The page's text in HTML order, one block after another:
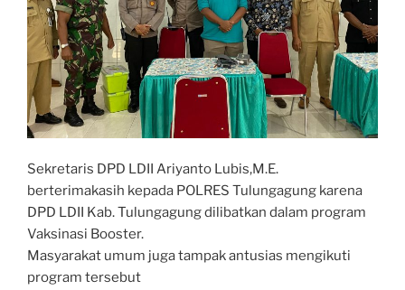
Sekretaris DPD LDII Ariyanto Lubis,M.E.
berterimakasih kepada POLRES Tulungagung karena
DPD LDII Kab. Tulungagung dilibatkan dalam program
Vaksinasi Booster.
Masyarakat umum juga tampak antusias mengikuti
program tersebut